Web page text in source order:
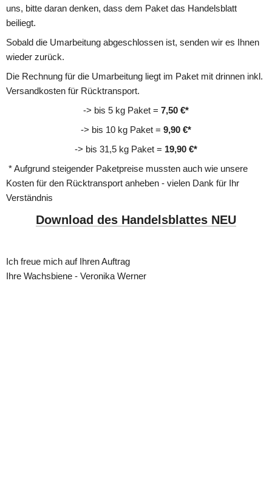
uns, bitte daran denken, dass dem Paket das Handelsblatt
beiliegt.
Sobald die Umarbeitung abgeschlossen ist, senden wir es Ihnen
wieder zurück.
Die Rechnung für die Umarbeitung liegt im Paket mit drinnen inkl.
Versandkosten für Rücktransport.
-> bis 5 kg Paket = 7,50 €*
-> bis 10 kg Paket = 9,90 €*
-> bis 31,5 kg Paket = 19,90 €*
Kosten für den Rücktransport anheben - vielen Dank für Ihr
Verständnis
Download des Handelsblattes NEU
Ich freue mich auf Ihren Auftrag
Ihre Wachsbiene - Veronika Werner